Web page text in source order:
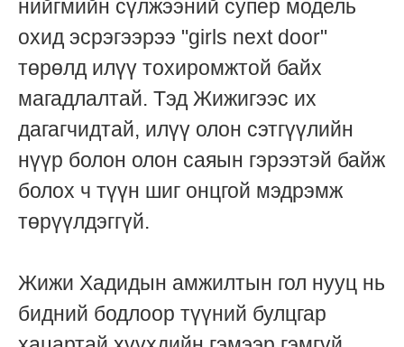
нийгмийн сүлжээний супер модель
охид эсрэгээрээ "girls next door"
төрөлд илүү тохиромжтой байх
магадлалтай. Тэд Жижигээс их
дагагчидтай, илүү олон сэтгүүлийн
нүүр болон олон саяын гэрээтэй байж
болох ч түүн шиг онцгой мэдрэмж
төрүүлдэггүй.
Жижи Хадидын амжилтын гол нууц нь
бидний бодлоор түүний булцгар